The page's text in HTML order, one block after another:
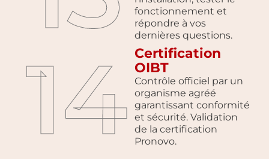
fonctionnement et
répondre à vos
dernières questions.
14 Certification
OIBT
Contrôle officiel par un
organisme agréé
garantissant conformité
et sécurité. Validation
de la certification
Pronovo.